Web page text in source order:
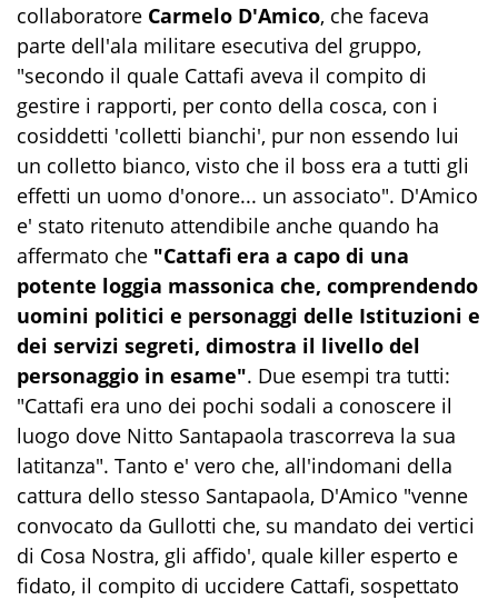
collaboratore Carmelo D'Amico, che faceva
parte dell'ala militare esecutiva del gruppo,
"secondo il quale Cattafi aveva il compito di
gestire i rapporti, per conto della cosca, con i
cosiddetti 'colletti bianchi', pur non essendo lui
un colletto bianco, visto che il boss era a tutti gli
effetti un uomo d'onore... un associato". D'Amico
e' stato ritenuto attendibile anche quando ha
affermato che "Cattafi era a capo di una
potente loggia massonica che, comprendendo
uomini politici e personaggi delle Istituzioni e
dei servizi segreti, dimostra il livello del
personaggio in esame". Due esempi tra tutti:
"Cattafi era uno dei pochi sodali a conoscere il
luogo dove Nitto Santapaola trascorreva la sua
latitanza". Tanto e' vero che, all'indomani della
cattura dello stesso Santapaola, D'Amico "venne
convocato da Gullotti che, su mandato dei vertici
di Cosa Nostra, gli affido', quale killer esperto e
fidato, il compito di uccidere Cattafi, sospettato